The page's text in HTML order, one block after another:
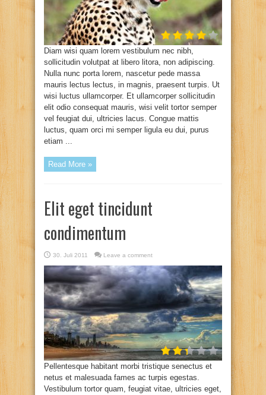
Diam wisi quam lorem vestibulum nec nibh,
sollicitudin volutpat at libero litora, non adipiscing.
Nulla nunc porta lorem, nascetur pede massa
mauris lectus lectus, in magnis, praesent turpis. Ut
wisi luctus ullamcorper. Et ullamcorper sollicitudin
elit odio consequat mauris, wisi velit tortor semper
vel feugiat dui, ultricies lacus. Congue mattis
luctus, quam orci mi semper ligula eu dui, purus
etiam ...
Read More »
Elit eget tincidunt
condimentum
30. Juli 2011 Leave a comment
Pellentesque habitant morbi tristique senectus et
netus et malesuada fames ac turpis egestas.
Vestibulum tortor quam, feugiat vitae, ultricies eget,